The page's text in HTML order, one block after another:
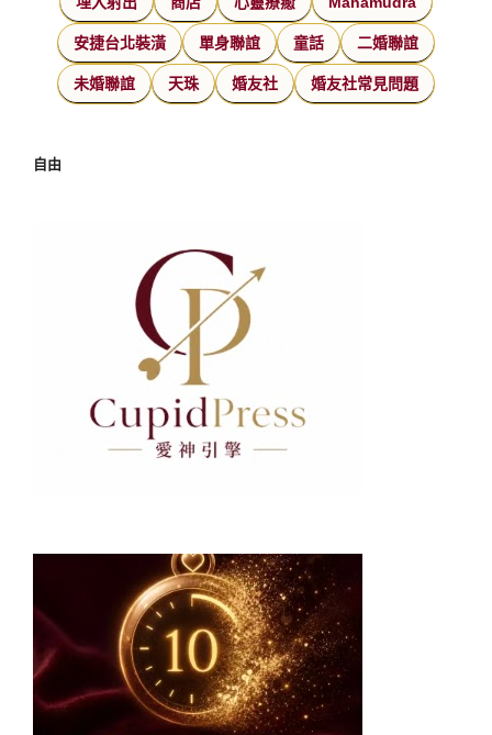
安捷台北裝潢 單身聯誼 童話 二婚聯誼
未婚聯誼 天珠 婚友社 婚友社常見問題
自由